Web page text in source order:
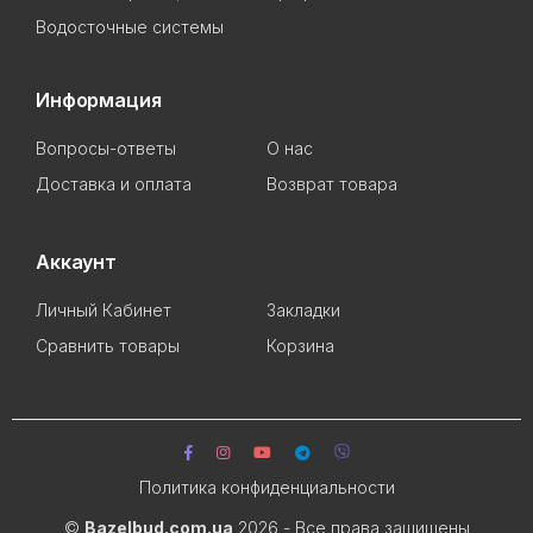
Водосточные системы
Информация
Вопросы-ответы
О нас
Доставка и оплата
Возврат товара
Аккаунт
Личный Кабинет
Закладки
Сравнить товары
Корзина
© Bazelbud.com.ua 2026 - Все права защищены
Политика конфиденциальности